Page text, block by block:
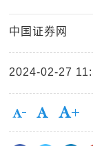
中国证券网
2024-02-27